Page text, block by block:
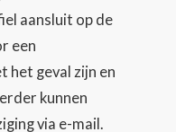
aansluit op de
een
het geval zijn en
kunnen
via e-mail.